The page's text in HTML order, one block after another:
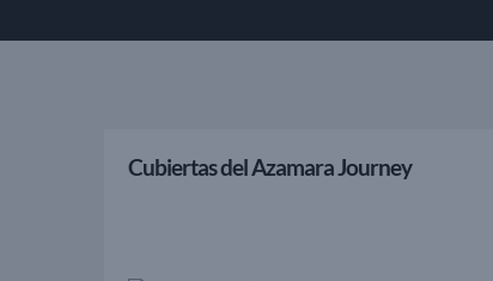
Cubiertas del Azamara Journey